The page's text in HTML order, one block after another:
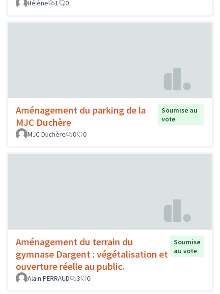
Hélène
1 0
Aménagement du parking de la
MJC Duchère
Soumise au
vote
MJC Duchère
0 0
Aménagement du terrain du
gymnase Dargent : végétalisation et
ouverture réelle au public.
Soumise
au vote
Alain PERRAUD 3 0